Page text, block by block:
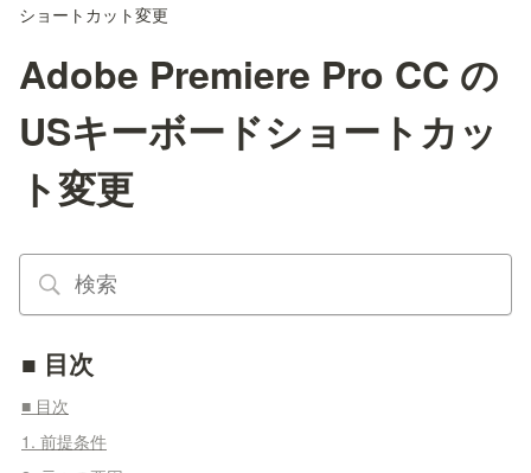
ショートカット変更
Adobe Premiere Pro CC の
USキーボードショートカッ
ト変更
■ 目次
■ 目次
1. 前提条件